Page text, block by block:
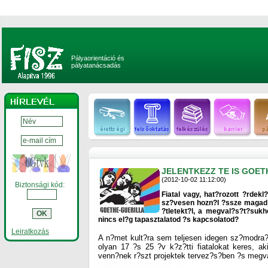
Pályaorientáció és
pályatanácsadás
Biztonsági kód:
Leiratkozás
JELENTKEZZ TE IS
(2012-10-02 11:12:00)
Fiatal vagy, hat?rozott
sz?vesen hozn?l ?ssze
?tletekt?l, a
nincs el?g tapasztalatod ?s kapcsolatod?
A n?met kult?ra sem teljesen idegen
olyan 17 ?s 25 ?v k?z?tti fiatalokat keres,
venn?nek r?szt projektek tervez?s?ben ?s